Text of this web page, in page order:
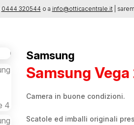
Samsung
Samsung
Camera in buone condizioni.
Scatole ed imballi originali
0444 320544 o a info@otticacentrale.it|